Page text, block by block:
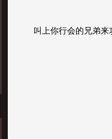
叫上你行会的兄弟